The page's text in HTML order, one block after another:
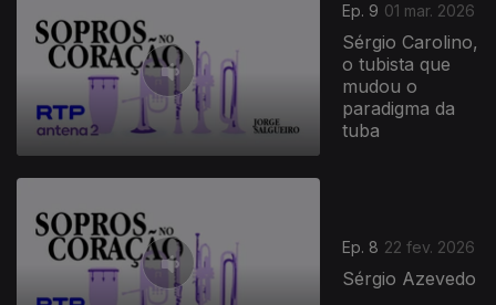
Ep. 9 01 mar. 2026
Sérgio Carolino,
o tubista que
mudou o
paradigma da
tuba
Ep. 8 22 fev. 2026
Sérgio Azevedo